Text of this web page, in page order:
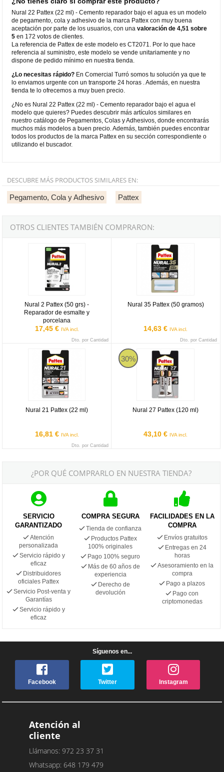
Nural 22 Pattex (22 ml) - Cemento reparador bajo el agua es un modelo
de pegamento, cola y adhesivo de la marca Pattex con muy buena
aceptación por parte de los usuarios, con unavaloración de 4,51 sobre
5 en 172 votos de clientes.
La referencia de Pattex de este modelo es CT2071. Por lo que hace
referencia al suministro, este modelo se vende unitariamente y no
dispone de pedido mínimo en nuestra tienda.
¿Lo necesitas rápido? En Comercial Turró somos tu solución ya que te
lo enviamos urgente con un transporte 24 horas . Además, en nuestra
tienda te lo ofrecemos a muy buen precio.
¿No es Nural 22 Pattex (22 ml) - Cemento reparador bajo el agua el
modelo que quieres? Puedes descubrir más artículos similares en
nuestro catálogo de Pegamentos, Colas y Adhesivos, donde encontrarás
muchos más modelos a buen precio. Además, también puedes encontrar
todos los productos de la marca Pattex en su sección correspondiente o
utilizando el buscador.
DESCUBRE MÁS PRODUCTOS SIMILARES EN:
Pegamento, Cola y Adhesivo Pattex
OTROS CLIENTES TAMBIÉN COMPRARON:
Nural 2 Pattex (50 grs) -
Reparador de esmalte y
porcelana
17,45 € IVA incl.
Dto. por Cantidad
Nural 2 Pattex (50 grs) - Reparador de esmalte y porcelana
Nural 35 Pattex (50 gramos)
14,63 € IVA incl.
Dto. por Cantidad
Nural 35 Pattex (50 gramos)
Nural 21 Pattex (22 ml)
16,81 € IVA incl.
Dto. por Cantidad
Nural 21 Pattex (22 ml)
30%
Nural 27 Pattex (120 ml)
43,10 € IVA incl.
Nural 27 Pattex (120 ml)
¿POR QUÉ COMPRARLO EN NUESTRA TIENDA?
SERVICIO
GARANTIZADO
Atención
personalizada
Servicio rápido y
eficaz
Distribuidores
oficiales Pattex
Servicio Post-venta y
Garantías
Servicio rápido y
eficaz
COMPRA SEGURA
Tienda de confianza
Productos Pattex
100% originales
Pago 100% seguro
Más de 60 años de
experiencia
Derecho de
devolución
FACILIDADES EN LA
COMPRA
Envíos gratuitos
Entregas en 24
horas
Asesoramiento en la
compra
Pago a plazos
Pago con
criptomonedas
Síguenos en...
Facebook Twitter Instagram
Atención al
cliente
Llámanos: 972 23 37 31
Whatsapp: 648 179 479